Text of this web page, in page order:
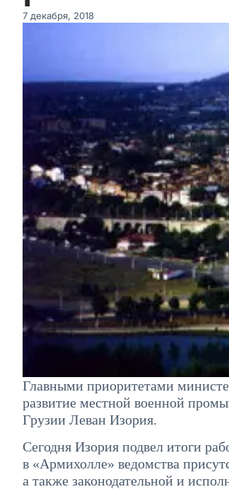
7 декабря, 2018
Главными приоритетами
развитие местной военной
Грузии Леван Изория.
Сегодня Изория подвел итоги
в «Армихолле» ведомства
а также законодательной и